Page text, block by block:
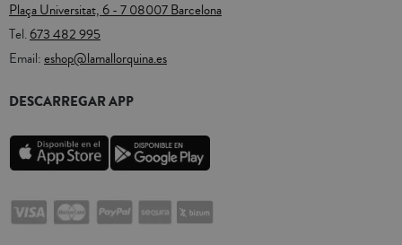
Plaça Universitat, 6 - 7 08007 Barcelona
Tel.673 482 995
Email:eshop@lamallorquina.es
DESCARREGAR APP